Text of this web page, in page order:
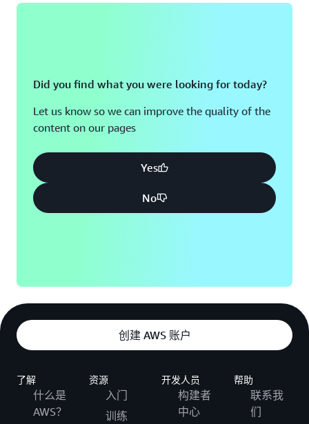
Did you find what you were looking for today?
Let us know so we can improve the quality of the
content on our pages
Yes
No
创建 AWS 账户
了解
什么是
AWS？
资源
入门
训练
开发人员
构建者
中心
帮助
联系我
们